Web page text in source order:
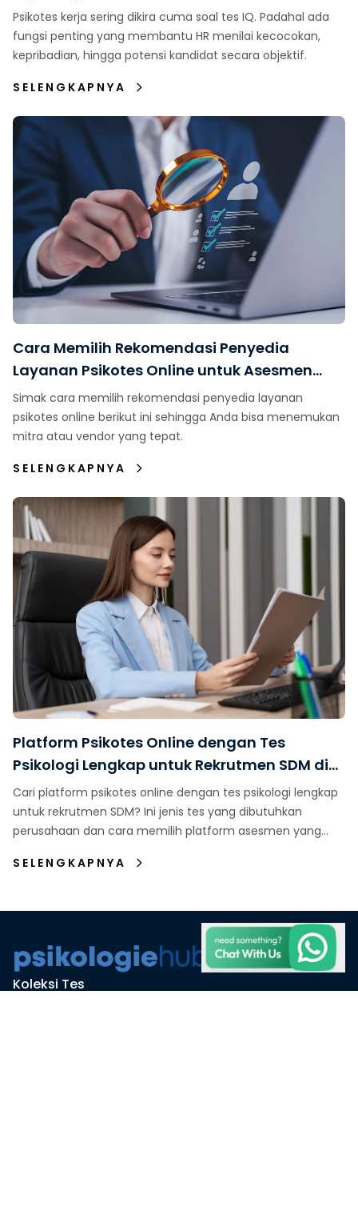
Psikotes kerja sering dikira cuma soal tes IQ. Padahal ada
fungsi penting yang membantu HR menilai kecocokan,
kepribadian, hingga potensi kandidat secara objektif.
SELENGKAPNYA
Cara Memilih Rekomendasi Penyedia
Layanan Psikotes Online untuk Asesmen
Karyawan
Simak cara memilih rekomendasi penyedia layanan
psikotes online berikut ini sehingga Anda bisa menemukan
mitra atau vendor yang tepat.
SELENGKAPNYA
Platform Psikotes Online dengan Tes
Psikologi Lengkap untuk Rekrutmen SDM di
Indonesia
Cari platform psikotes online dengan tes psikologi lengkap
untuk rekrutmen SDM? Ini jenis tes yang dibutuhkan
perusahaan dan cara memilih platform asesmen yang
SELENGKAPNYA
Koleksi Tes